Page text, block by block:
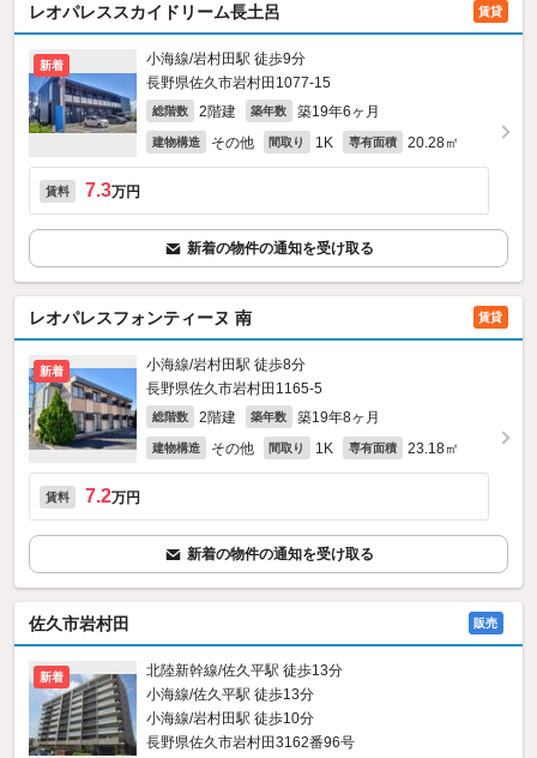
レオパレススカイドリーム長土呂 賃貸
新着
小海線/岩村田駅 徒歩9分
長野県佐久市岩村田1077‐15
総階数 2階建 築年数 築19年6ヶ月
建物構造 その他 間取り 1K 専有面積 20.28㎡
賃料 7.3万円
新着の物件の通知を受け取る
レオパレスフォンティーヌ 南 賃貸
新着
小海線/岩村田駅 徒歩8分
長野県佐久市岩村田1165‐5
総階数 2階建 築年数 築19年8ヶ月
建物構造 その他 間取り 1K 専有面積 23.18㎡
賃料 7.2万円
新着の物件の通知を受け取る
佐久市岩村田 販売
新着
北陸新幹線/佐久平駅 徒歩13分
小海線/佐久平駅 徒歩13分
小海線/岩村田駅 徒歩10分
長野県佐久市岩村田3162番96号